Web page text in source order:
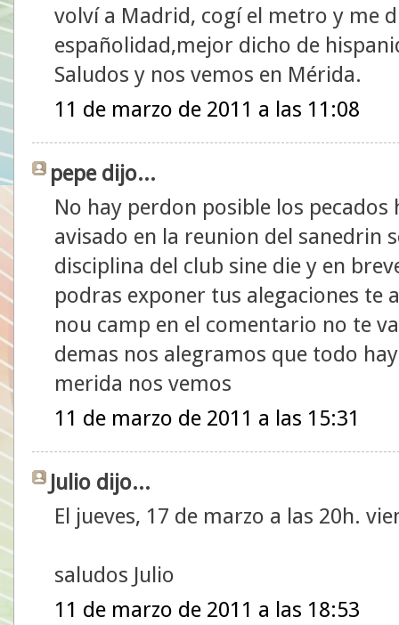
volví a Madrid, cogí el metro y me
españolidad,mejor dicho de
Saludos y nos vemos en Mérida.
11 de marzo de 2011 a las 11:08
pepe dijo...
No hay perdon posible los
avisado en la reunion del sanedrin
disciplina del club sine die y en
podras exponer tus alegaciones te
nou camp en el comentario no te
demas nos alegramos que todo
merida nos vemos
11 de marzo de 2011 a las 15:31
Julio dijo...
El jueves, 17 de marzo a las 20h.
saludos Julio
11 de marzo de 2011 a las 18:53